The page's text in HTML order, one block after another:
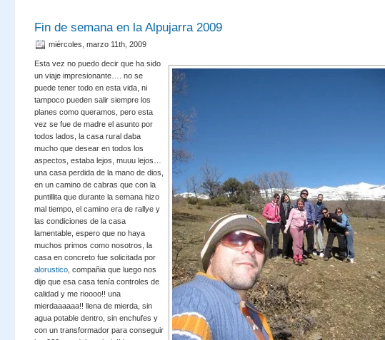
Fin de semana en la Alpujarra 2009
miércoles, marzo 11th, 2009
Esta vez no puedo decir que ha sido
un viaje impresionante…. no se
puede tener todo en esta vida, ni
tampoco pueden salir siempre los
planes como queramos, pero esta
vez se fue de madre el asunto por
todos lados, la casa rural daba
mucho que desear en todos los
aspectos, estaba lejos, muuu lejos…
una casa perdida de la mano de dios,
en un camino de cabras que con la
puntillita que durante la semana hizo
mal tiempo, el camino era de rallye y
las condiciones de la casa
lamentable, espero que no haya
muchos primos como nosotros, la
casa en concreto fue solicitada por
alorustico , compañia que luego nos
dijo que esa casa tenía controles de
calidad y me rioooo!! una
mierdaaaaaa!! llena de mierda, sin
agua potable dentro, sin enchufes y
con un transformador para conseguir